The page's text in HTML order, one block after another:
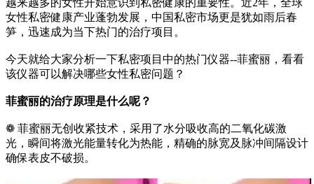
女性私密健康产业蓬勃发展，中国私密市场更是犹如雨后春
笋，迅速成为当下热门的治疗项目。
今天就给大家分析一下私密项目中的热门仪器--菲蜜丽，看看
该仪器可以解决哪些女性私密问题？
菲蜜丽的治疗原理是什么呢？
❁ 菲蜜丽无创收紧技术，采用了水分吸收高的二氧化碳激
光，瞬间将激光能量转化为热能，精确的脉宽及脉冲间隔设计
确保表皮不破损。